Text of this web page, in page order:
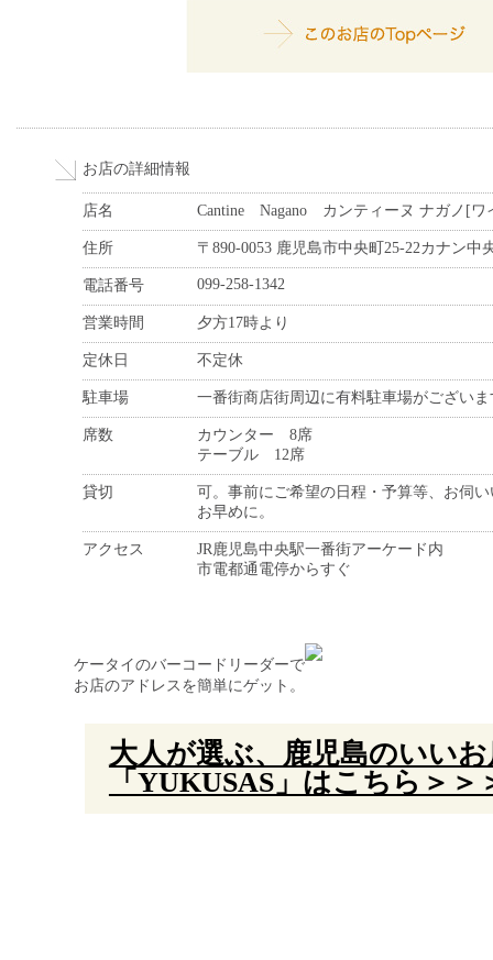
お店の詳細情報
店名 Cantine Nagano カンティーヌ ナガノ[ワ
住所 〒890-0053 鹿児島市中央町25-22カナン中
電話番号 099-258-1342
営業時間 夕方17時より
定休日 不定休
駐車場 一番街商店街周辺に有料駐車場がございま
席数
カウンター 8席
テーブル 12席
貸切
可。事前にご希望の日程・予算等、お伺
お早めに。
アクセス
JR鹿児島中央駅一番街アーケード内
市電都通電停からすぐ
ケータイのバーコードリーダーで
お店のアドレスを簡単にゲット。
大人が選ぶ、鹿児島のいい
「YUKUSAS」はこちら＞＞